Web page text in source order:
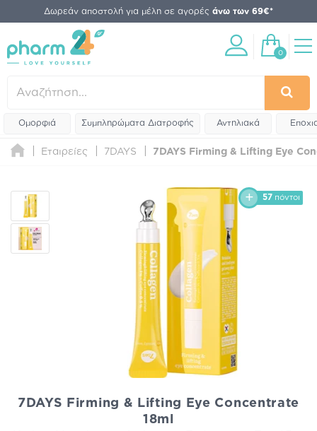
Δωρεάν αποστολή για μέλη σε αγορές άνω των 69€*
0
Ομορφιά Συμπληρώματα Διατροφής Αντηλιακά
Εταιρείες 7DAYS 7DAYS Firming & Lifting Eye
57 πόντοι
7DAYS Firming & Lifting Eye Concentrate
18ml